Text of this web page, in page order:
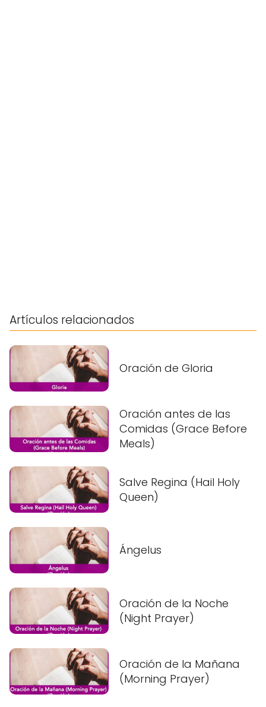
Artículos relacionados
Oración de Gloria
Oración antes de las
Comidas (Grace Before
Meals)
Salve Regina (Hail Holy
Queen)
Ángelus
Oración de la Noche
(Night Prayer)
Oración de la Mañana
(Morning Prayer)